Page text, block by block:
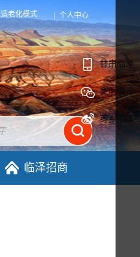
适老化模式 个人中心
临泽招商
甘肃临泽
文明临泽
枣乡临泽